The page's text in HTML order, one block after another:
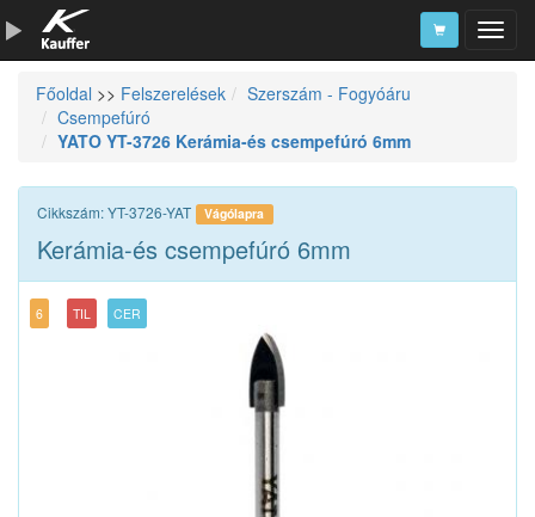
Szerszámkatalógus
Kosár
Alkatrészek
Főoldal >> Felszerelések
Szerszám - Fogyóáru
Csempefúró
YATO YT-3726 Kerámia-és csempefúró 6mm
Cikkszám: YT-3726-YAT Vágólapra
Kerámia-és csempefúró 6mm
6 TIL CER